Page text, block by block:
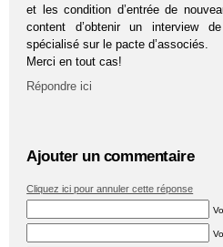
et les condition d’entrée de
content d’obtenir un interview
spécialisé sur le pacte d’associés.
Merci en tout cas!
Répondre ici
Ajouter un commentaire
Cliquez ici pour annuler cette réponse